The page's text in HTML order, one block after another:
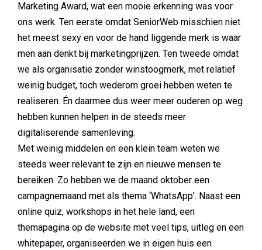
Marketing Award, wat een mooie erkenning was voor
ons werk. Ten eerste omdat SeniorWeb misschien niet
het meest sexy en voor de hand liggende merk is waar
men aan denkt bij marketingprijzen. Ten tweede omdat
we als organisatie zonder winstoogmerk, met relatief
weinig budget, toch wederom groei hebben weten te
realiseren. Én daarmee dus weer meer ouderen op weg
hebben kunnen helpen in de steeds meer
digitaliserende samenleving.
Met weinig middelen en een klein team weten we
steeds weer relevant te zijn en nieuwe mensen te
bereiken. Zo hebben we de maand oktober een
campagnemaand met als thema ‘WhatsApp’. Naast een
online quiz, workshops in het hele land, een
themapagina op de website met veel tips, uitleg en een
whitepaper, organiseerden we in eigen huis een